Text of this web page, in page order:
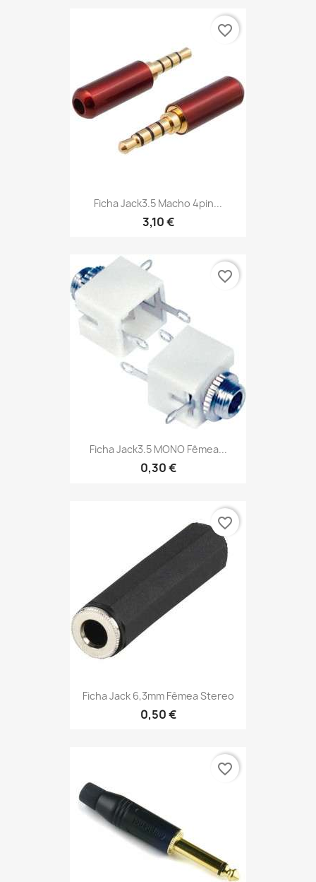
Ficha Jack3.5 Macho 4pin...
3,10 €
favorite_border
Ficha Jack3.5 MONO Fêmea...
0,30 €
favorite_border
Ficha Jack 6,3mm Fêmea Stereo
0,50 €
favorite_border
favorite_border